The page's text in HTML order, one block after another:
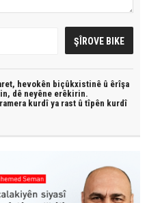
hevokên biçûkxistinê û êrîşa
dê neyêne erêkirin.
kurdî ya rast û tîpên kurdî